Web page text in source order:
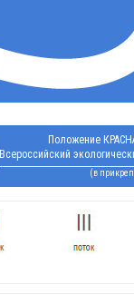
Положение
Всероссийский
(в